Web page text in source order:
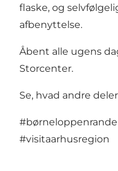
flaske, og
afbenyttelse.
Åbent alle ugens
Storcenter.
Se, hvad andre
#visitaarhusregion